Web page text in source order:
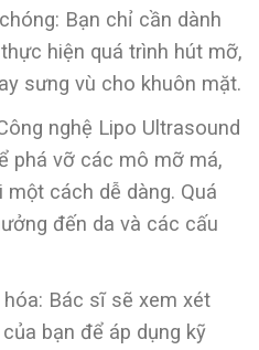
Bạn chỉ cần dành
hiện quá trình hút mỡ,
sưng vù cho khuôn mặt.
nghệ Lipo Ultrasound
phá vỡ các mô mỡ má,
cách dễ dàng. Quá
đến da và các cấu
Bác sĩ sẽ xem xét
bạn để áp dụng kỹ